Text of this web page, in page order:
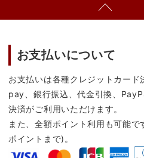
お支払いについて
お支払いは各種クレジットカード
pay、銀行振込、代金引換、
決済がご利用いただけます。
また、全額ポイント利用も可能
ポイントまで)。